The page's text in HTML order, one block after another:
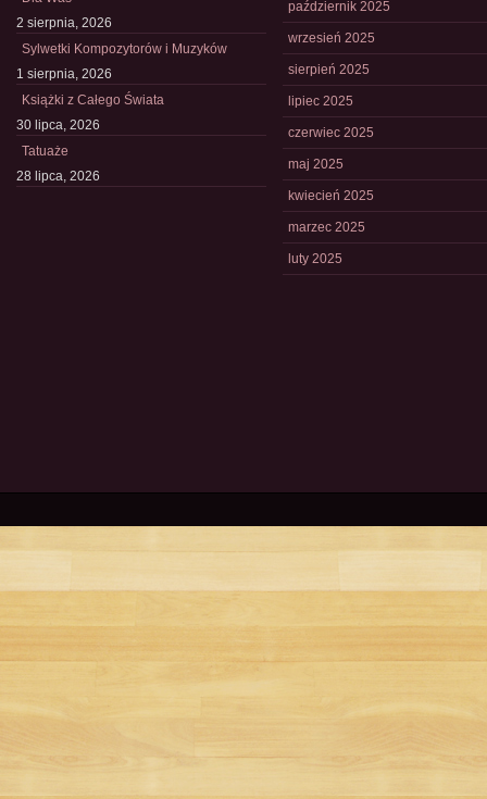
2 sierpnia, 2026
Sylwetki Kompozytorów i Muzyków
1 sierpnia, 2026
Książki z Całego Świata
30 lipca, 2026
Tatuaże
28 lipca, 2026
październik 2025
wrzesień 2025
sierpień 2025
lipiec 2025
czerwiec 2025
maj 2025
kwiecień 2025
marzec 2025
luty 2025